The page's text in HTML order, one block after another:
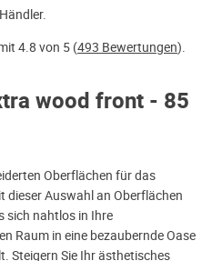
4.8 von 5 (493 Bewertungen).
wood front - 85
Oberflächen für das
dieser Auswahl an Oberflächen
sich nahtlos in Ihre
Raum in eine bezaubernde Oase
Steigern Sie Ihr ästhetisches